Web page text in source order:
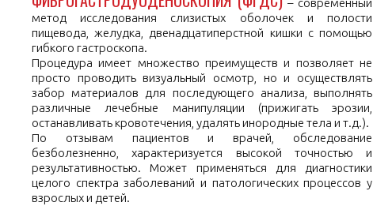
– современный
метод исследования слизистых оболочек и полости
пищевода, желудка, двенадцатиперстной кишки с помощью
гибкого гастроскопа.
Процедура имеет множество преимуществ и позволяет не
просто проводить визуальный осмотр, но и осуществлять
забор материалов для последующего анализа, выполнять
различные лечебные манипуляции (прижигать эрозии,
останавливать кровотечения, удалять инородные тела и т.д.).
По отзывам пациентов и врачей, обследование
безболезненно, характеризуется высокой точностью и
результативностью. Может применяться для диагностики
целого спектра заболеваний и патологических процессов у
взрослых и детей.